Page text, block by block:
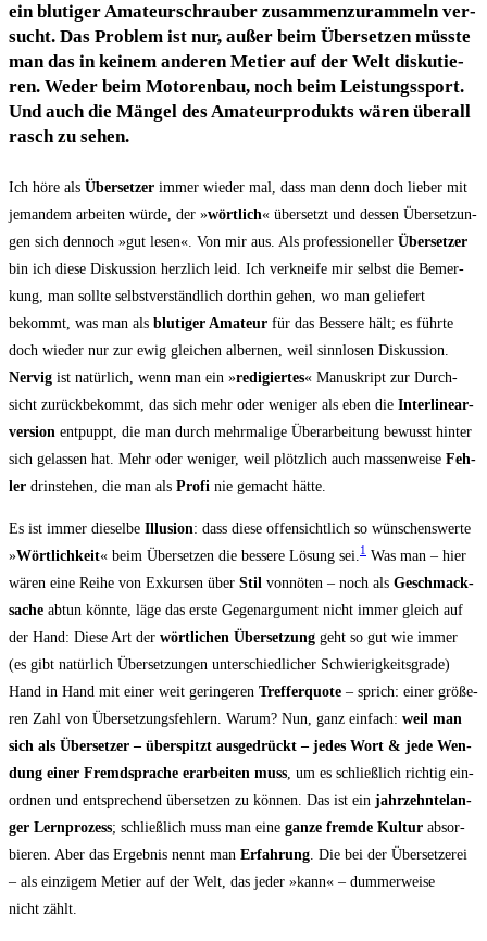
ein blu­ti­ger Amateur­schrauber zusam­men­zurammeln ver­
sucht. Das Pro­blem ist nur, außer beim Über­set­zen müss­te
man das in kei­nem ande­ren Metier auf der Welt dis­ku­tie­
ren. Weder beim Moto­ren­bau, noch beim Leis­tungs­sport.
Und auch die Män­gel des Ama­teur­pro­dukts wären über­all
rasch zu sehen.
Ich höre als Über­set­zer immer wie­der mal, dass man denn doch lie­ber mit
jeman­dem arbei­ten wür­de, der »wört­lich« über­setzt und des­sen Über­set­zun­
gen sich den­noch »gut lesen«. Von mir aus. Als pro­fes­sio­nel­ler Über­set­zer
bin ich die­se Dis­kus­si­on herz­lich leid. Ich ver­knei­fe mir selbst die Bemer­
kung, man soll­te selbst­ver­ständ­lich dort­hin gehen, wo man gelie­fert
bekommt, was man als blu­ti­ger Ama­teur für das Bes­se­re hält; es führ­te
doch wie­der nur zur ewig glei­chen alber­nen, weil sinn­lo­sen Dis­kus­si­on.
Ner­vig ist natür­lich, wenn man ein »redi­gier­tes« Manu­skript zur Durch­
sicht zurück­be­kommt, das sich mehr oder weni­ger als eben die Inter­li­ne­ar­
ver­si­on ent­puppt, die man durch mehr­ma­li­ge Über­ar­bei­tung bewusst hin­ter
sich gelas­sen hat. Mehr oder weni­ger, weil plötz­lich auch mas­sen­wei­se Feh­
ler drin­ste­hen, die man als Pro­fi nie gemacht hätte.
Es ist immer die­sel­be Illu­si­on: dass die­se offen­sicht­lich so wün­schens­wer­te
»Wört­lich­keit« beim Über­set­zen die bes­se­re Lösung sei. 1
Was man – hier
wären eine Rei­he von Exkur­sen über Stil von­nö­ten – noch als Geschmack­
sa­che abtun könn­te, läge das ers­te Gegen­ar­gu­ment nicht immer gleich auf
der Hand: Die­se Art der wört­li­chen Über­set­zung geht so gut wie immer
(es gibt natür­lich Über­set­zun­gen unter­schied­li­cher Schwie­rig­keitsgrade)
Hand in Hand mit einer weit gerin­ge­ren Tref­fer­quo­te – sprich: einer grö­ße­
ren Zahl von Über­set­zungs­feh­lern. War­um? Nun, ganz ein­fach: weil man
sich als Über­set­zer – über­spitzt aus­ge­drückt – jedes Wort & jede Wen­
dung einer Fremd­spra­che erar­bei­ten muss , um es schließ­lich rich­tig ein­
ord­nen und ent­spre­chend über­set­zen zu kön­nen. Das ist ein jahr­zehn­te­lan­
ger Lern­pro­zess; schließ­lich muss man eine gan­ze frem­de Kul­tur absor­
bie­ren. Aber das Ergeb­nis nennt man Erfah­rung . Die bei der Über­set­ze­rei
– als ein­zi­gem Metier auf der Welt, das jeder »kann« – dum­mer­wei­se
nicht zählt.